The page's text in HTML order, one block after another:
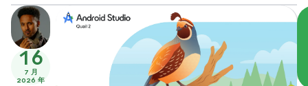
16
7 月
2026 年